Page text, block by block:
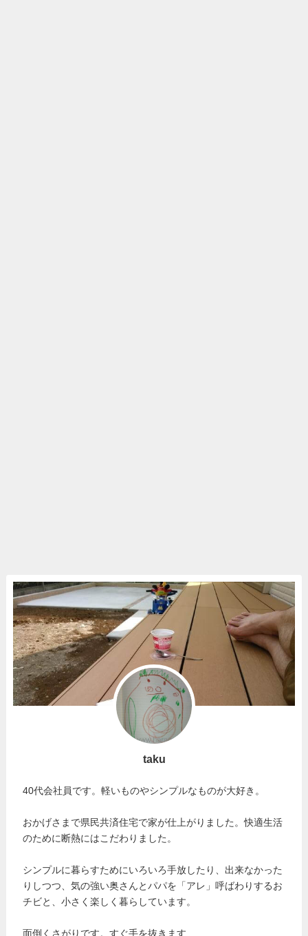
taku
40代会社員です。軽いものやシンプルなものが大好き。
おかげさまで県民共済住宅で家が仕上がりました。快適生活
のために断熱にはこだわりました。
シンプルに暮らすためにいろいろ手放したり、出来なかった
りしつつ、気の強い奥さんとパパを「アレ」呼ばわりするお
チビと、小さく楽しく暮らしています。
面倒くさがりです。すぐ手を抜きます